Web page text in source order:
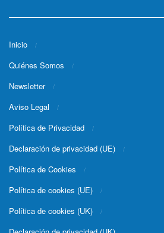
Inicio
Quiénes Somos
Newsletter
Aviso Legal
Política de Privacidad
Declaración de privacidad (UE)
Política de Cookies
Política de cookies (UE)
Política de cookies (UK)